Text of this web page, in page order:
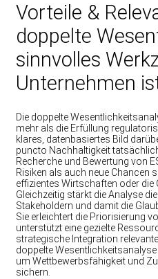
Vorteile &
doppelte
sinnvolles
Unternehmen
Die doppelte
mehr als die Erfüllung
klares, datenbasiertes Bild
puncto Nachhaltigkeit
Recherche und Bewertung von
Risiken als auch neue Chancen
effizientes Wirtschaften oder die
Gleichzeitig stärkt die Analyse
Stakeholdern und damit die
Sie erleichtert die Priorisierung
unterstützt eine gezielte
strategische Integration
doppelte
um Wettbewerbsfähigkeit und
sichern.